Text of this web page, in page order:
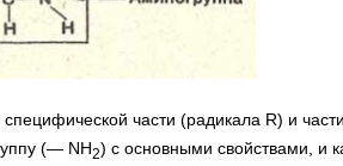
части (радикала R) и
(— NH2) с основными свойствами, и